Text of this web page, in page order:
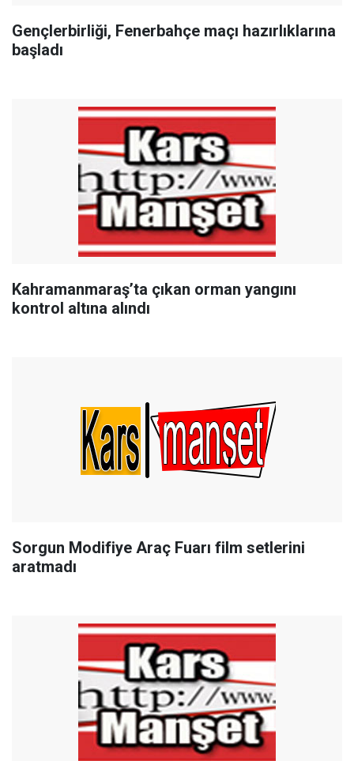
Gençlerbirliği, Fenerbahçe maçı hazırlıklarına
başladı
Kahramanmaraş’ta çıkan orman yangını
kontrol altına alındı
Sorgun Modifiye Araç Fuarı film setlerini
aratmadı